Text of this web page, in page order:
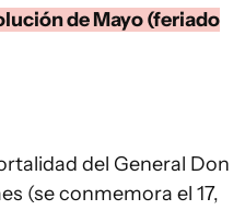
de Mayo (feriado
del General Don
(se conmemora el 17,